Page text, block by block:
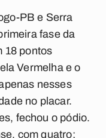
PB e Serra
fase da
18 pontos
Vermelha e o
nesses
no placar.
fechou o pódio.
com quatro;